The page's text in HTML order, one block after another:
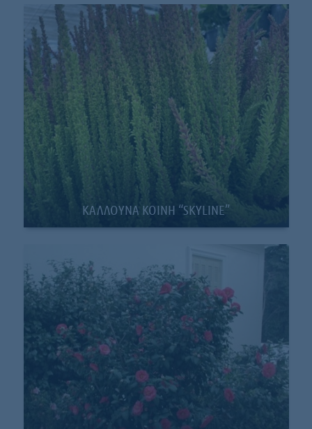
ΚΑΛΛΟΥΝΑ ΚΟΙΝΗ “SKYLINE”